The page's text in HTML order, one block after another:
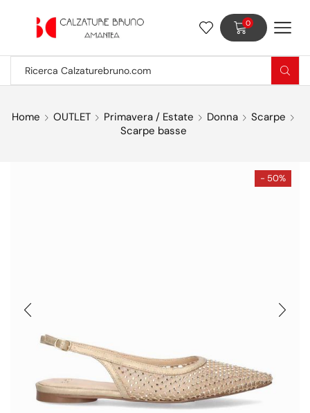
0
Home OUTLET Primavera / Estate Donna
Scarpe
Scarpe basse
- 50%